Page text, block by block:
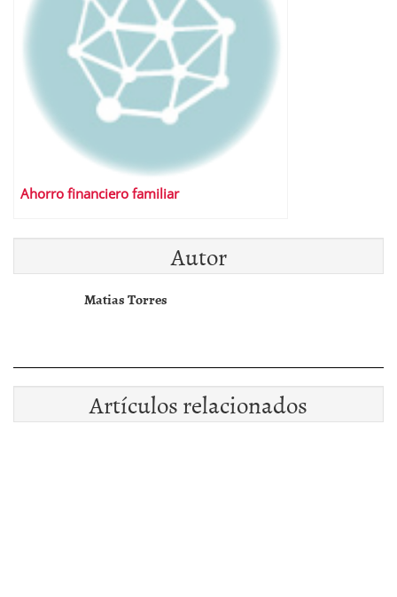
Ahorro financiero familiar
Autor
Matias Torres
Artículos relacionados